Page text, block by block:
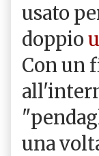
usato
doppio
Con un
una